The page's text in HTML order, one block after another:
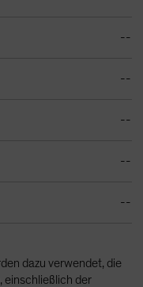
--
--
--
--
--
dazu verwendet, die
einschließlich der